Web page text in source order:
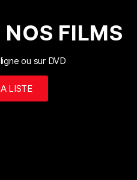
FILMS
ou sur DVD
LISTE